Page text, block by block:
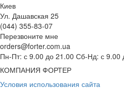
Киев
Ул. Дашавская 25
(044) 355-83-07
Перезвоните мне
orders@forter.com.ua
Пн-Пт: с 9.00 до 21.00 Сб-Нд: с 9.00
КОМПАНИЯ ФОРТЕР
Условия использования сайта